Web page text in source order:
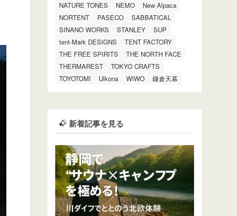
NATURE TONES
NEMO
New Alpaca
NORTENT
PASECO
SABBATICAL
SINANO WORKS
STANLEY
SUP
tent-Mark DESIGNS
TENT FACTORY
THE FREE SPIRITS
THE NORTH FACE
THERMAREST
TOKYO CRAFTS
TOYOTOMI
Ulkona WIWO 鎌倉天幕
新着記事を見る